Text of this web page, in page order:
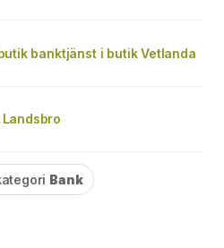
banktjänst i butik Vetlanda
Bank